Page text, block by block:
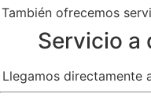
También ofrecemos
Servicio a
Llegamos directamente